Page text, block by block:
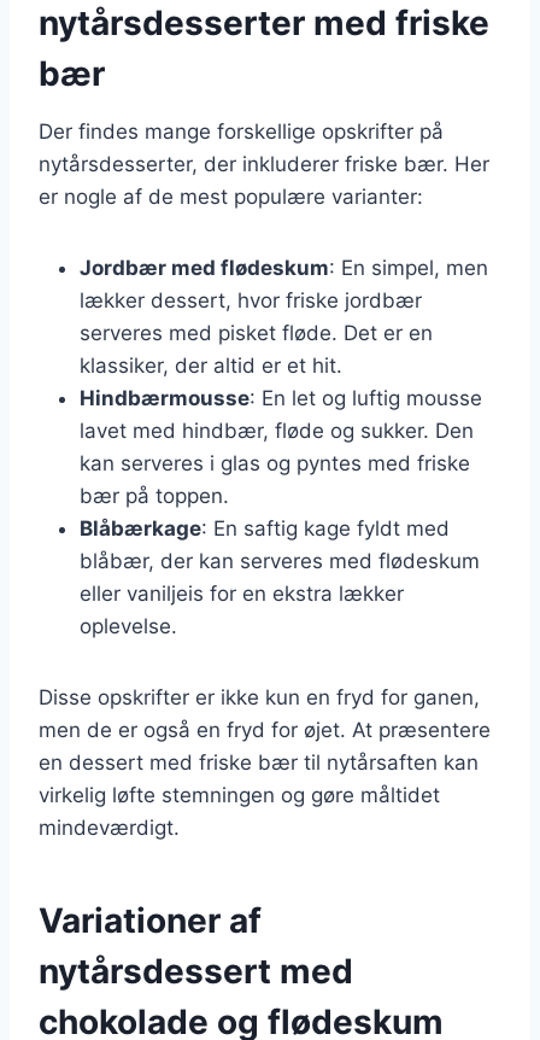
nytårsdesserter med friske
bær
Der findes mange forskellige opskrifter på
nytårsdesserter, der inkluderer friske bær. Her
er nogle af de mest populære varianter:
Jordbær med flødeskum: En simpel, men
lækker dessert, hvor friske jordbær
serveres med pisket fløde. Det er en
klassiker, der altid er et hit.
Hindbærmousse: En let og luftig mousse
lavet med hindbær, fløde og sukker. Den
kan serveres i glas og pyntes med friske
bær på toppen.
Blåbærkage: En saftig kage fyldt med
blåbær, der kan serveres med flødeskum
eller vaniljeis for en ekstra lækker
oplevelse.
Disse opskrifter er ikke kun en fryd for ganen,
men de er også en fryd for øjet. At præsentere
en dessert med friske bær til nytårsaften kan
virkelig løfte stemningen og gøre måltidet
mindeværdigt.
Variationer af
nytårsdessert med
chokolade og flødeskum